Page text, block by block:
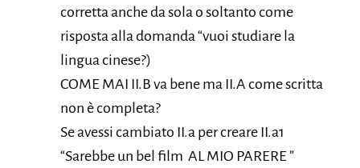
corretta anche da sola o soltanto come
risposta alla domanda “vuoi studiare la
lingua cinese?)
COME MAI II.B va bene ma II.A come scritta
non è completa?
Se avessi cambiato II.a per creare II.a1
“Sarebbe un bel film AL MIO PARERE ”